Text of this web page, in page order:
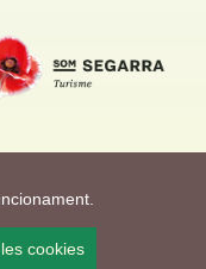
cookies